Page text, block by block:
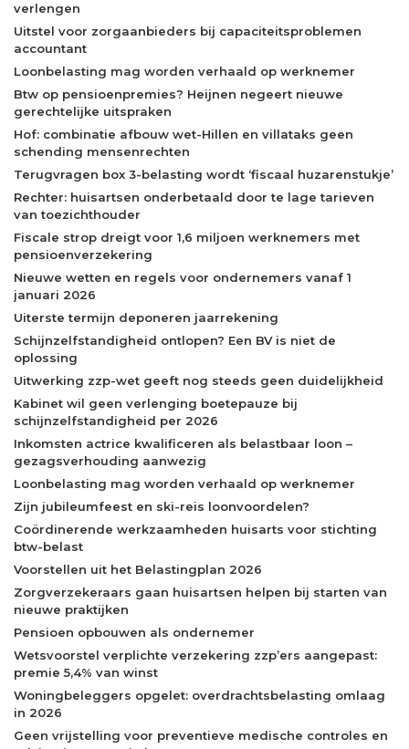
verlengen
Uitstel voor zorgaanbieders bij capaciteitsproblemen
accountant
Loonbelasting mag worden verhaald op werknemer
Btw op pensioenpremies? Heijnen negeert nieuwe
gerechtelijke uitspraken
Hof: combinatie afbouw wet-Hillen en villataks geen
schending mensenrechten
Terugvragen box 3-belasting wordt ‘fiscaal huzarenstukje’
Rechter: huisartsen onderbetaald door te lage tarieven
van toezichthouder
Fiscale strop dreigt voor 1,6 miljoen werknemers met
pensioenverzekering
Nieuwe wetten en regels voor ondernemers vanaf 1
januari 2026
Uiterste termijn deponeren jaarrekening
Schijnzelfstandigheid ontlopen? Een BV is niet de
oplossing
Uitwerking zzp-wet geeft nog steeds geen duidelijkheid
Kabinet wil geen verlenging boetepauze bij
schijnzelfstandigheid per 2026
Inkomsten actrice kwalificeren als belastbaar loon –
gezagsverhouding aanwezig
Loonbelasting mag worden verhaald op werknemer
Zijn jubileumfeest en ski-reis loonvoordelen?
Coördinerende werkzaamheden huisarts voor stichting
btw-belast
Voorstellen uit het Belastingplan 2026
Zorgverzekeraars gaan huisartsen helpen bij starten van
nieuwe praktijken
Pensioen opbouwen als ondernemer
Wetsvoorstel verplichte verzekering zzp’ers aangepast:
premie 5,4% van winst
Woningbeleggers opgelet: overdrachtsbelasting omlaag
in 2026
Geen vrijstelling voor preventieve medische controles en